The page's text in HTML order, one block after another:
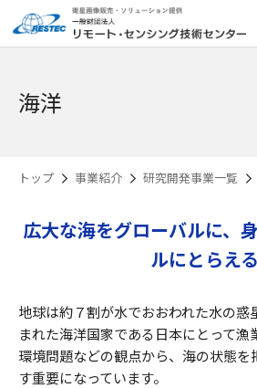
海洋
トップ 事業紹介 研究開発事業一覧
広大な海をグローバルに、
ルにとらえる
地球は約７割が水でおおわれた水の惑
まれた海洋国家である日本にとって漁
環境問題などの観点から、海の状態を
す重要になっています。